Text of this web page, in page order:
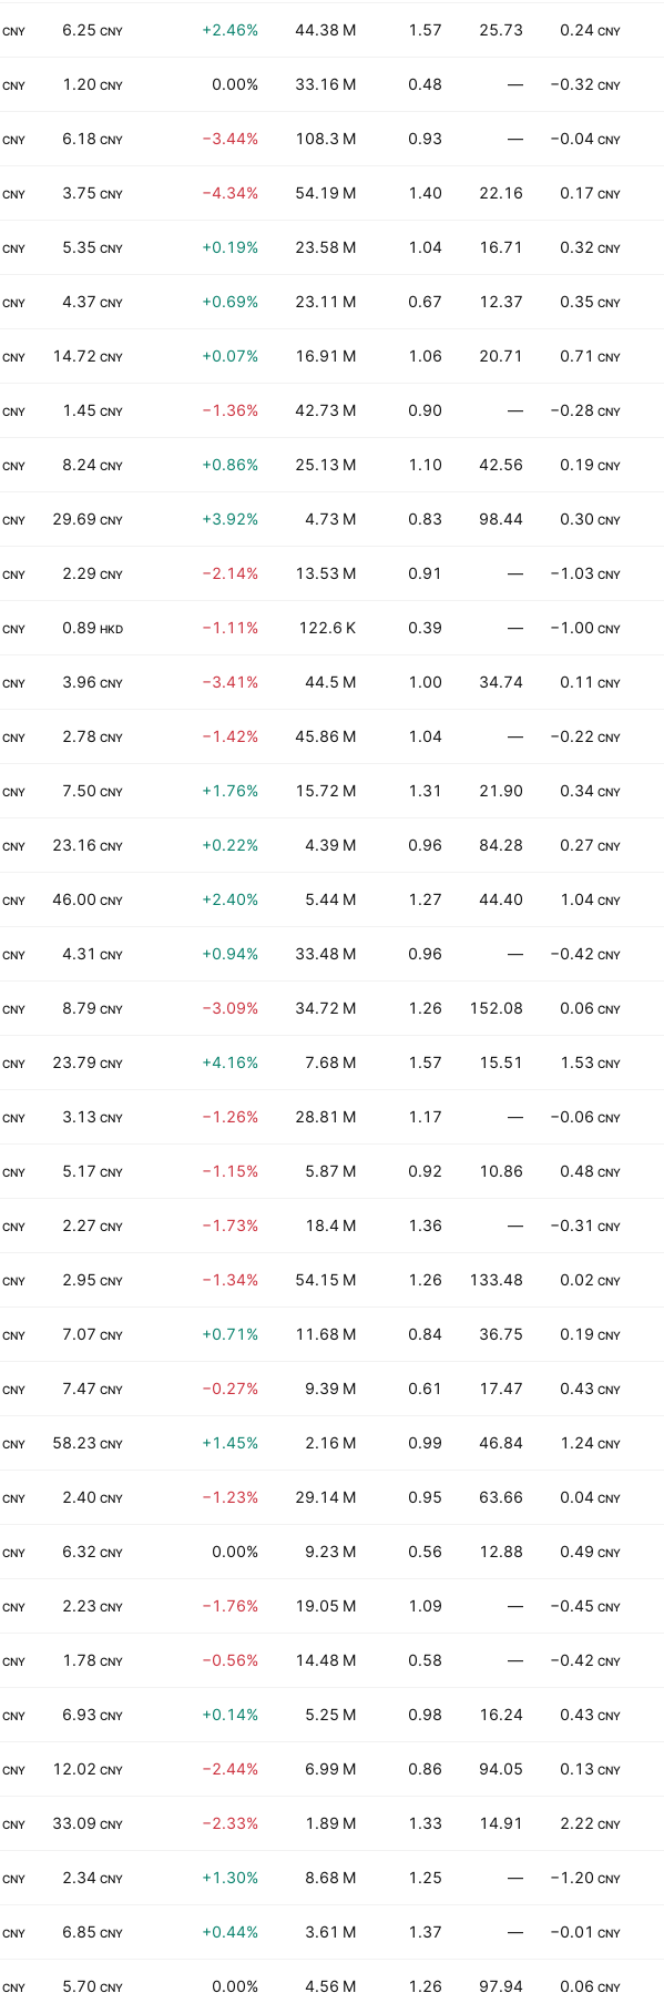
CNY 6.25 CNY +2.46% 44.38 M 1.57 25.73 0.24 CNY
CNY 1.20 CNY 0.00% 33.16 M 0.48 — −0.32 CNY
CNY 6.18 CNY −3.44% 108.3 M 0.93 — −0.04 CNY
CNY 3.75 CNY −4.34% 54.19 M 1.40 22.16 0.17 CNY
CNY 5.35 CNY +0.19% 23.58 M 1.04 16.71 0.32 CNY
CNY 4.37 CNY +0.69% 23.11 M 0.67 12.37 0.35 CNY
CNY 14.72 CNY +0.07% 16.91 M 1.06 20.71 0.71 CNY
CNY 1.45 CNY −1.36% 42.73 M 0.90 — −0.28 CNY
CNY 8.24 CNY +0.86% 25.13 M 1.10 42.56 0.19 CNY
CNY 29.69 CNY +3.92% 4.73 M 0.83 98.44 0.30 CNY
CNY 2.29 CNY −2.14% 13.53 M 0.91 — −1.03 CNY
CNY 0.89 HKD −1.11% 122.6 K 0.39 — −1.00 CNY
CNY 3.96 CNY −3.41% 44.5 M 1.00 34.74 0.11 CNY
CNY 2.78 CNY −1.42% 45.86 M 1.04 — −0.22 CNY
CNY 7.50 CNY +1.76% 15.72 M 1.31 21.90 0.34 CNY
CNY 23.16 CNY +0.22% 4.39 M 0.96 84.28 0.27 CNY
CNY 46.00 CNY +2.40% 5.44 M 1.27 44.40 1.04 CNY
CNY 4.31 CNY +0.94% 33.48 M 0.96 — −0.42 CNY
CNY 8.79 CNY −3.09% 34.72 M 1.26 152.08 0.06 CNY
CNY 23.79 CNY +4.16% 7.68 M 1.57 15.51 1.53 CNY
CNY 3.13 CNY −1.26% 28.81 M 1.17 — −0.06 CNY
CNY 5.17 CNY −1.15% 5.87 M 0.92 10.86 0.48 CNY
CNY 2.27 CNY −1.73% 18.4 M 1.36 — −0.31 CNY
CNY 2.95 CNY −1.34% 54.15 M 1.26 133.48 0.02 CNY
CNY 7.07 CNY +0.71% 11.68 M 0.84 36.75 0.19 CNY
CNY 7.47 CNY −0.27% 9.39 M 0.61 17.47 0.43 CNY
CNY 58.23 CNY +1.45% 2.16 M 0.99 46.84 1.24 CNY
CNY 2.40 CNY −1.23% 29.14 M 0.95 63.66 0.04 CNY
CNY 6.32 CNY 0.00% 9.23 M 0.56 12.88 0.49 CNY
CNY 2.23 CNY −1.76% 19.05 M 1.09 — −0.45 CNY
CNY 1.78 CNY −0.56% 14.48 M 0.58 — −0.42 CNY
CNY 6.93 CNY +0.14% 5.25 M 0.98 16.24 0.43 CNY
CNY 12.02 CNY −2.44% 6.99 M 0.86 94.05 0.13 CNY
CNY 33.09 CNY −2.33% 1.89 M 1.33 14.91 2.22 CNY
CNY 2.34 CNY +1.30% 8.68 M 1.25 — −1.20 CNY
CNY 6.85 CNY +0.44% 3.61 M 1.37 — −0.01 CNY
CNY 5.70 CNY 0.00% 4.56 M 1.26 97.94 0.06 CNY